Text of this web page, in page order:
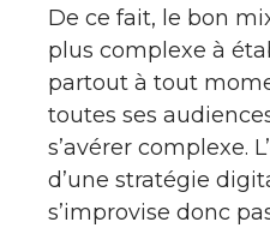
De ce fait, le bon
plus complexe à
partout à tout
toutes ses
s’avérer complexe.
d’une stratégie
s’improvise donc